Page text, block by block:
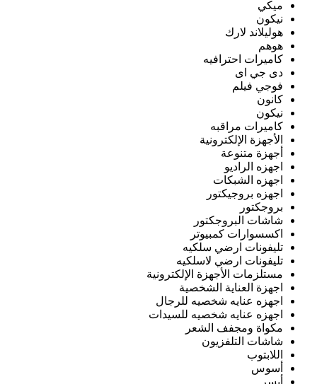
ميكي
نيكون
هوليلاند لارك
هوهم
كاميرات احترافيه
دى جي اى
فوجي فيلم
كانون
نيكون
كاميرات مراقبه
الأجهزة الإلكترونية
أجهزة متنوعة
اجهزه الراديو
اجهزه الشبكات
اجهزه بروجيكتور
بروجكتور
شاشات البروجكتور
اكسسوارات كمبيوتر
تليفونات ارضي سلكيه
تليفونات ارضي لاسلكيه
مستلزمات الأجهزة الإلكترونية
اجهزة العناية الشخصية
اجهزه عنايه شخصيه للرجال
اجهزه عنايه شخصيه للسيدات
مكواة ومجفف الشعر
شاشات التلفزيون
اللابتوب
أسوس